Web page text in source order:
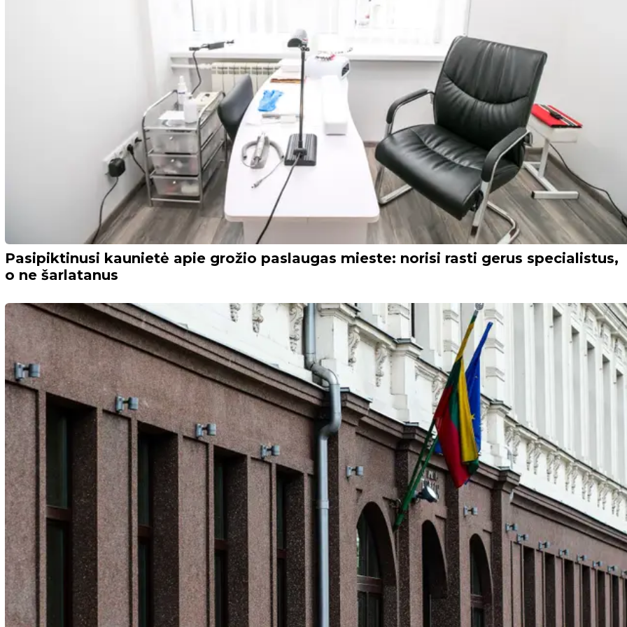
Pasipiktinusi kaunietė apie grožio paslaugas mieste: norisi rasti gerus specialistus,
o ne šarlatanus